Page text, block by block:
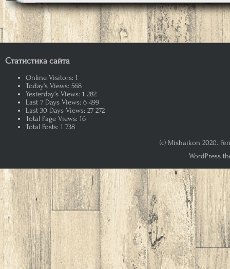
Статистика сайта
Online Visitors: 1
Today's Views: 568
Yesterday's Views: 1 282
Last 7 Days Views: 6 499
Last 30 Days Views: 27 272
Total Page Views: 16
Total Posts: 1 738
(c) Mishaikon 2020.
WordPress